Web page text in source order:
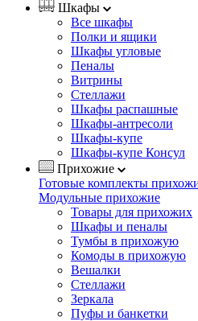
Шкафы
Все шкафы
Полки и ящики
Шкафы угловые
Пеналы
Витрины
Стеллажи
Шкафы распашные
Шкафы-антресоли
Шкафы-купе
Шкафы-купе Консул
Прихожие
Готовые комплекты
Модульные прихожие
Товары для прихожих
Шкафы и пеналы
Тумбы в прихожую
Комоды в прихожую
Вешалки
Стеллажи
Зеркала
Пуфы и банкетки